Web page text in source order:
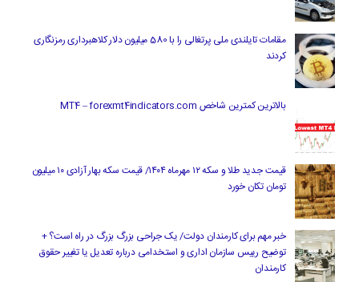
مقامات تایلندی ملی پرتغالی را با 580 میلیون دلار کلاهبرداری رمزنگاری
کردند
بالاترین کمترین شاخص MT4 – forexmt4indicators.com
قیمت جدید طلا و سکه ۱۲ مهرماه ۱۴۰۴/ قیمت سکه بهار آزادی ۱۰ میلیون
تومان تکان خورد
خبر مهم برای کارمندان دولت/ یک جراحی بزرگ بزرگ در راه است؟ +
توضیح رییس سازمان اداری و استخدامی درباره تعدیل یا تغییر حقوق
کارمندان